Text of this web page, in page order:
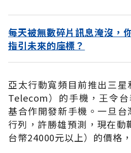
每天被無數碎片訊息淹沒，
指引未來的座標？
亞太行動寬頻目前推出三
Telecom）的手機，王令
基合作開發新手機。一旦台
行列，許勝雄預測，現在
台幣24000元以上）的價格